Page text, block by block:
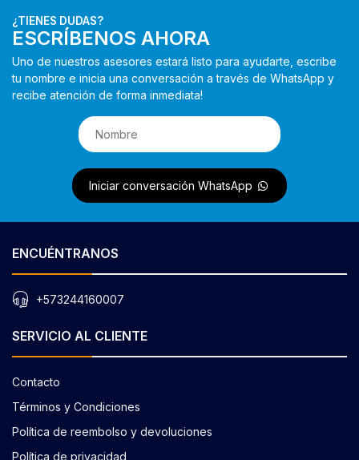
¿TIENES DUDAS?
ESCRÍBENOS AHORA
Uno de nuestros asesores estará listo para ayudarte, escribe
tu nombre e inicia una conversación a través de WhatsApp y
recibe atención de forma inmediata!
Iniciar conversación WhatsApp
ENCUÉNTRANOS
+573244160007
SERVICIO AL CLIENTE
Contacto
Términos y Condiciones
Política de reembolso y devoluciones
Política de privacidad